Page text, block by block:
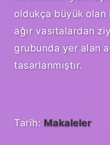
oldukça büyük
ağır vasıtalardan
grubunda yer alan
tasarlanmıştır.
Tarih: Makaleler